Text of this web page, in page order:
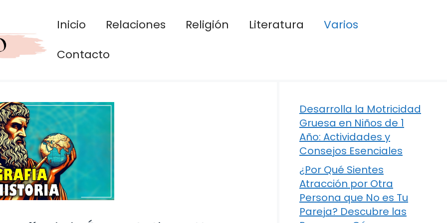
Inicio Relaciones Religión Literatura
Varios
Contacto
Desarrolla la Motricidad
Gruesa en Niños de 1
Año: Actividades y
Consejos Esenciales
¿Por Qué Sientes
Atracción por Otra
Persona que No es Tu
Pareja? Descubre las